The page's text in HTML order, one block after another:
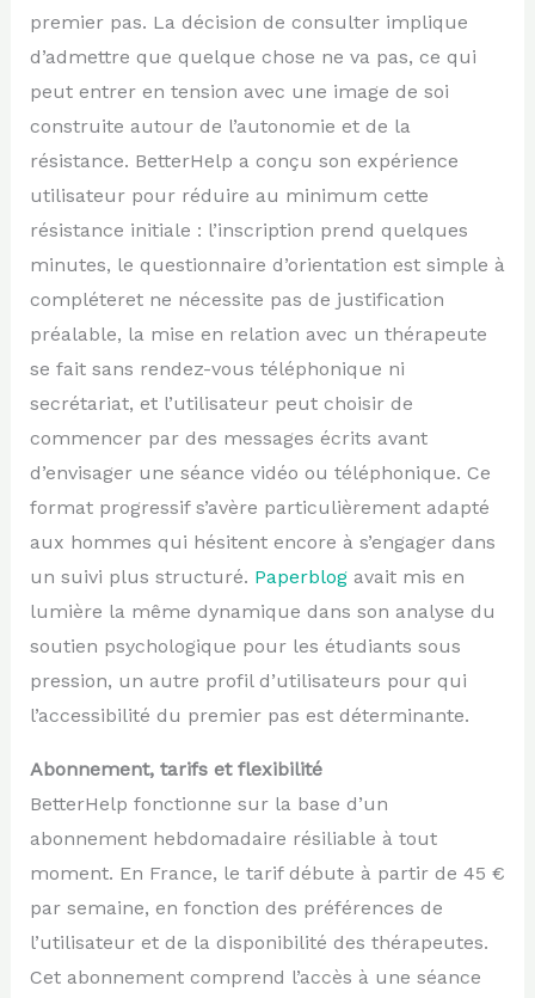
premier pas. La décision de consulter implique
d’admettre que quelque chose ne va pas, ce qui
peut entrer en tension avec une image de soi
construite autour de l’autonomie et de la
résistance. BetterHelp a conçu son expérience
utilisateur pour réduire au minimum cette
résistance initiale : l’inscription prend quelques
minutes, le questionnaire d’orientation est simple à
compléteret ne nécessite pas de justification
préalable, la mise en relation avec un thérapeute
se fait sans rendez-vous téléphonique ni
secrétariat, et l’utilisateur peut choisir de
commencer par des messages écrits avant
d’envisager une séance vidéo ou téléphonique. Ce
format progressif s’avère particulièrement adapté
aux hommes qui hésitent encore à s’engager dans
un suivi plus structuré. Paperblogavait mis en
lumière la même dynamique dans son analyse du
soutien psychologique pour les étudiants sous
pression, un autre profil d’utilisateurs pour qui
l’accessibilité du premier pas est déterminante.
Abonnement, tarifs et flexibilité
BetterHelp fonctionne sur la base d’un
abonnement hebdomadaire résiliable à tout
moment. En France, le tarif débute à partir de 45 €
par semaine, en fonction des préférences de
l’utilisateur et de la disponibilité des thérapeutes.
Cet abonnement comprend l’accès à une séance